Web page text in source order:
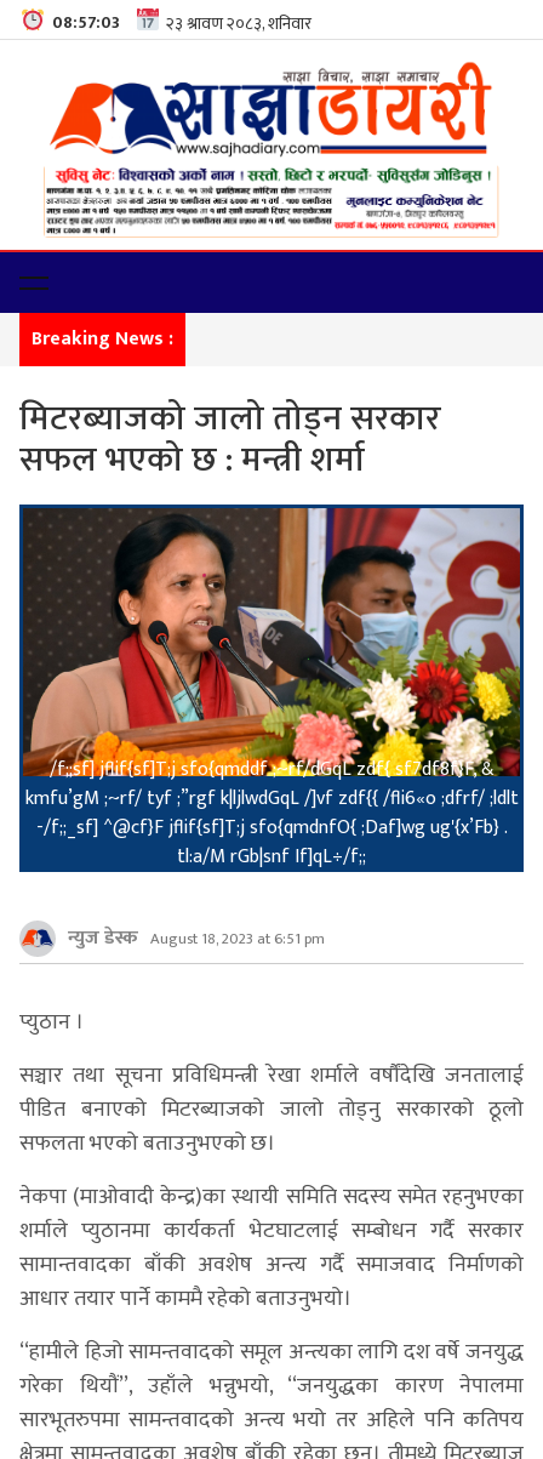
08:57:04
Breaking News :
मिटरब्याजको जालो तोड्न सरकार
सफल भएको छ : मन्त्री शर्मा
/f;;sf] jflif{sf]T;j sfo{qmddf ;~rf/dGqL zdf{ sf7df8f}F, &
kmfu’gM ;~rf/ tyf ;”rgf k|ljlwdGqL /]vf zdf{{ /fli6«o ;dfrf/ ;ldlt
-/f;;_sf] ^@cf}F jflif{sf]T;j sfo{qmdnfO{ ;Daf]wg ug'{x’Fb} .
tl:a/M rGb|snf If]qL÷/f;;
न्युज डेस्क August 18, 2023 at 6:51 pm
प्युठान ।
सञ्चार तथा सूचना प्रविधिमन्त्री रेखा शर्माले वर्षौंदेखि जनतालाई
पीडित बनाएको मिटरब्याजको जालो तोड्नु सरकारको ठूलो
सफलता भएको बताउनुभएको छ।
नेकपा (माओवादी केन्द्र)का स्थायी समिति सदस्य समेत रहनुभएका
शर्माले प्युठानमा कार्यकर्ता भेटघाटलाई सम्बोधन गर्दै सरकार
सामान्तवादका बाँकी अवशेष अन्त्य गर्दै समाजवाद निर्माणको
आधार तयार पार्ने काममै रहेको बताउनुभयो।
‘‘हामीले हिजो सामन्तवादको समूल अन्त्यका लागि दश वर्षे जनयुद्ध
गरेका थियौं’’, उहाँले भन्नुभयो, ‘‘जनयुद्धका कारण नेपालमा
सारभूतरुपमा सामन्तवादको अन्त्य भयो तर अहिले पनि कतिपय